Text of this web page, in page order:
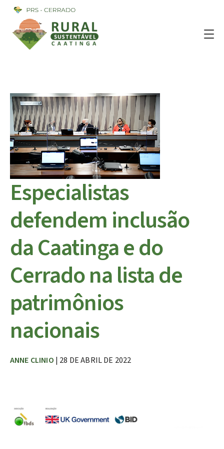
Especialistas
defendem inclusão
da Caatinga e do
Cerrado na lista de
patrimônios
nacionais
ANNE CLINIO | 28 DE ABRIL DE 2022